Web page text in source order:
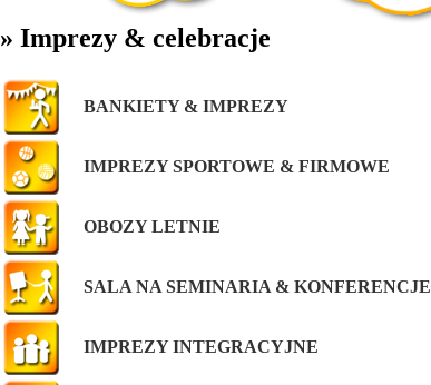
» Imprezy & celebracje
BANKIETY & IMPREZY
IMPREZY SPORTOWE & FIRMOWE
OBOZY LETNIE
SALA NA SEMINARIA & KONFERENCJE
IMPREZY INTEGRACYJNE